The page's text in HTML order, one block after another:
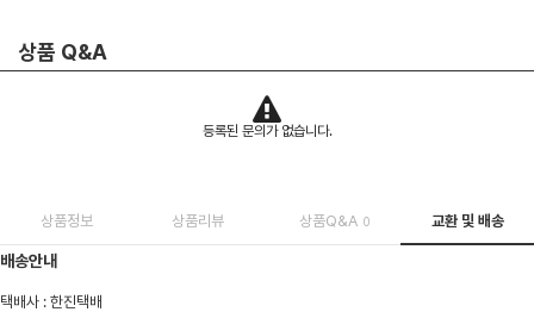
상품 Q&A
등록된 문의가 없습니다.
상품정보 상품리뷰 상품Q&A 0 교환 및 배송
배송안내
택배사 : 한진택배